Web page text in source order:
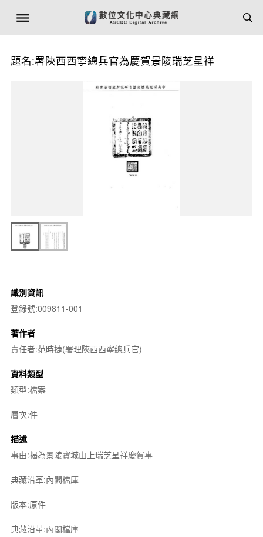
題名:署陝西西寧總兵官為慶賀景陵瑞芝呈祥
識別資訊
登錄號:009811-001
著作者
責任者:范時捷(署理陝西西寧總兵官)
資料類型
類型:檔案
層次:件
描述
事由:揭為景陵寶城山上瑞芝呈祥慶賀事
典藏沿革:內閣檔庫
版本:原件
典藏沿革:內閣檔庫